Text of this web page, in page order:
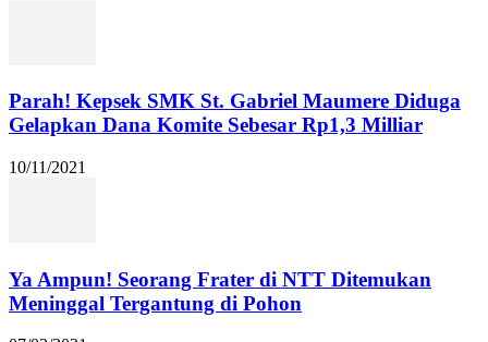
Parah! Kepsek SMK St. Gabriel Maumere Diduga
Gelapkan Dana Komite Sebesar Rp1,3 Milliar
10/11/2021
Ya Ampun! Seorang Frater di NTT Ditemukan
Meninggal Tergantung di Pohon